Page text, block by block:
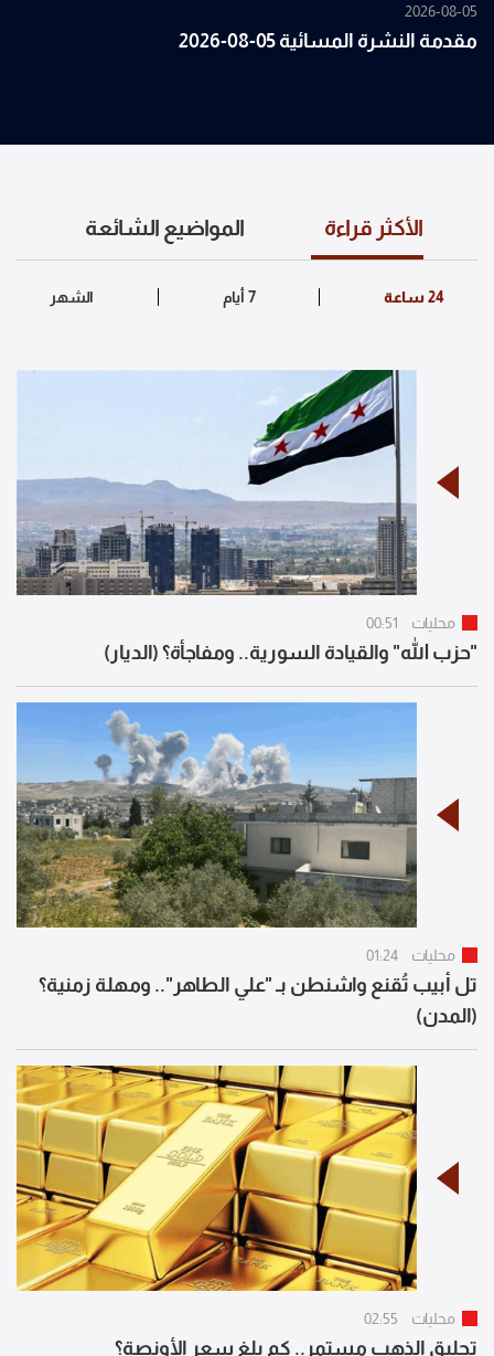
2026-08-05
مقدمة النشرة المسائية 05-08-2026
الأكثر قراءة المواضيع الشائعة
محليات 00:51
"حزب الله" والقيادة السورية.. ومفاجأة؟ (الديار)
محليات 01:24
تل أبيب تُقنع واشنطن بـ "علي الطاهر".. ومهلة زمنية؟
(المدن)
محليات 02:55
تحليق الذهب مستمر.. كم بلغ سعر الأونصة؟